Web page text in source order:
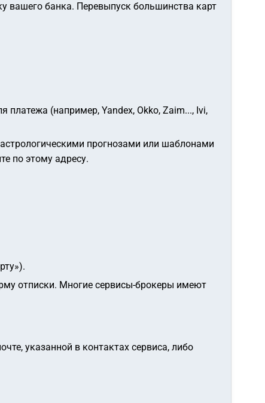
вашего банка. Перевыпуск большинства карт
платежа (например, Yandex, Okko, Zaim..., Ivi,
прогнозами или шаблонами
по этому адресу.
отписки. Многие сервисы-брокеры имеют
указанной в контактах сервиса, либо